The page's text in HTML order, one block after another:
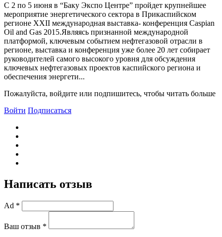
C 2 по 5 июня в “Баку Экспо Центре” пройдет крупнейшее
мероприятие энергетического сектора в Прикаспийском
регионе XXII международная выставка- конференция Caspian
Oil and Gas 2015.Являясь признанной международной
платформой, ключевым событием нефтегазовой отрасли в
регионе, выставка и конференция уже более 20 лет собирает
руководителей самого высокого уровня для обсуждения
ключевых нефтегазовых проектов каспийского региона и
обеспечения энергети...
Пожалуйста, войдите или подпишитесь, чтобы читать больше
Войти Подписаться
Написать отзыв
Ad *
Ваш отзыв *